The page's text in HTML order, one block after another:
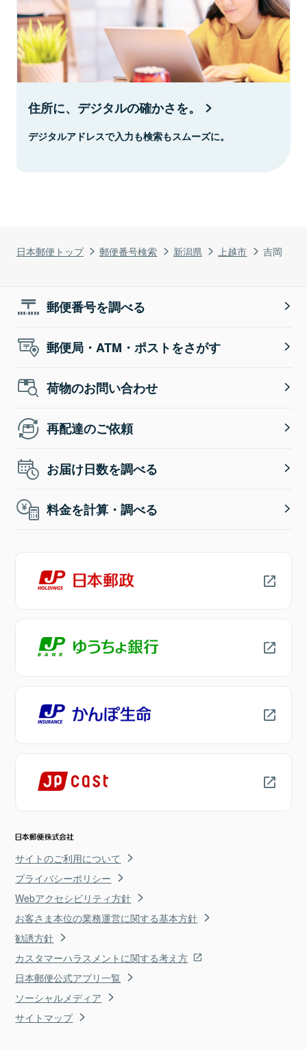
日本郵便トップ 郵便番号検索 新潟県 上越市 吉岡
住所に、デジタルの確かさを。
デジタルアドレスで入力も検索もスムーズに。
郵便番号を調べる
郵便局・ATM・ポストをさがす
荷物のお問い合わせ
再配達のご依頼
お届け日数を調べる
料金を計算・調べる
サイトのご利用について
プライバシーポリシー
Webアクセシビリティ方針
お客さま本位の業務運営に関する基本方針
勧誘方針
カスタマーハラスメントに関する考え方
日本郵便公式アプリ一覧
ソーシャルメディア
サイトマップ